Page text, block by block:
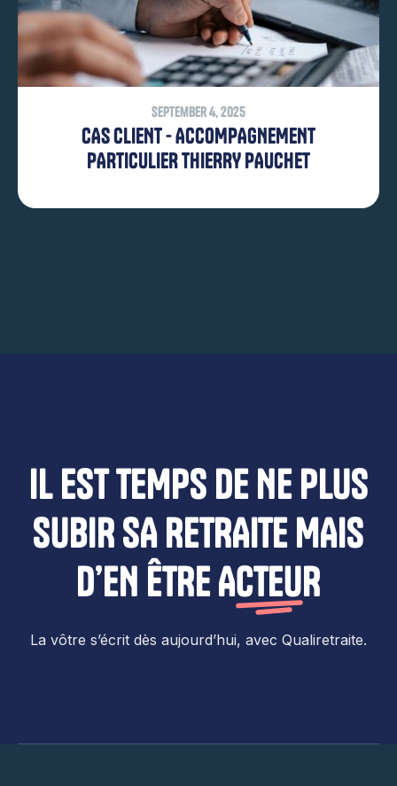
September 4, 2025
CAS CLIENT - ACCOMPAGNEMENT
PARTICULIER THIERRY PAUCHET
IL EST TEMPS DE NE PLUS
SUBIR SA RETRAITE MAIS
D’EN ÊTREACTEUR
La vôtre s’écrit dès aujourd’hui, avec Qualiretraite.